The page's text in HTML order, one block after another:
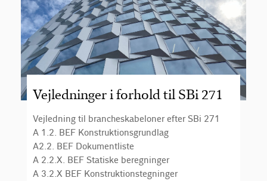
Vejledninger i forhold til SBi 271
Vejledning til brancheskabeloner efter SBi 271
A 1.2. BEF Konstruktionsgrundlag
A2.2. BEF Dokumentliste
A 2.2.X. BEF Statiske beregninger
A 3.2.X BEF Konstruktionstegninger